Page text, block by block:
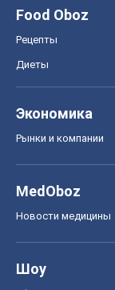
Food Oboz
Рецепты
Диеты
Экономика
Рынки и компании
MedOboz
Новости медицины
Шоу